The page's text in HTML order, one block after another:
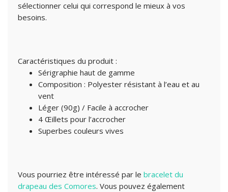
sélectionner celui qui correspond le mieux à vos
besoins.
Caractéristiques du produit :
Sérigraphie haut de gamme
Composition : Polyester résistant à l’eau et au
vent
Léger (90g) / Facile à accrocher
4 Œillets pour l’accrocher
Superbes couleurs vives
Vous pourriez être intéressé par le bracelet du
drapeau des Comores. Vous pouvez également